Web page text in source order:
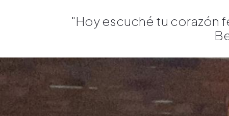
"Hoy escuché tu corazón